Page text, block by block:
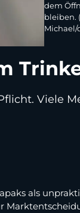
dem
bleiben.
Michael/
Viele
als